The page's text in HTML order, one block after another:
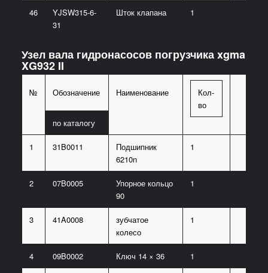
46
YJSW315-6-
31
Шток клапана 1
Узел вала гидронасосов погрузчика xgma
XG932 II
№ Обозначение Наименование
Кол-
во
по каталогу
1 31B0011
Подшипник
6210n
1
2 07B0005
Упорное кольцо
90
1
3 41A0008
зубчатое
колесо
1
4 09B0002 Ключ 14 × 36 1